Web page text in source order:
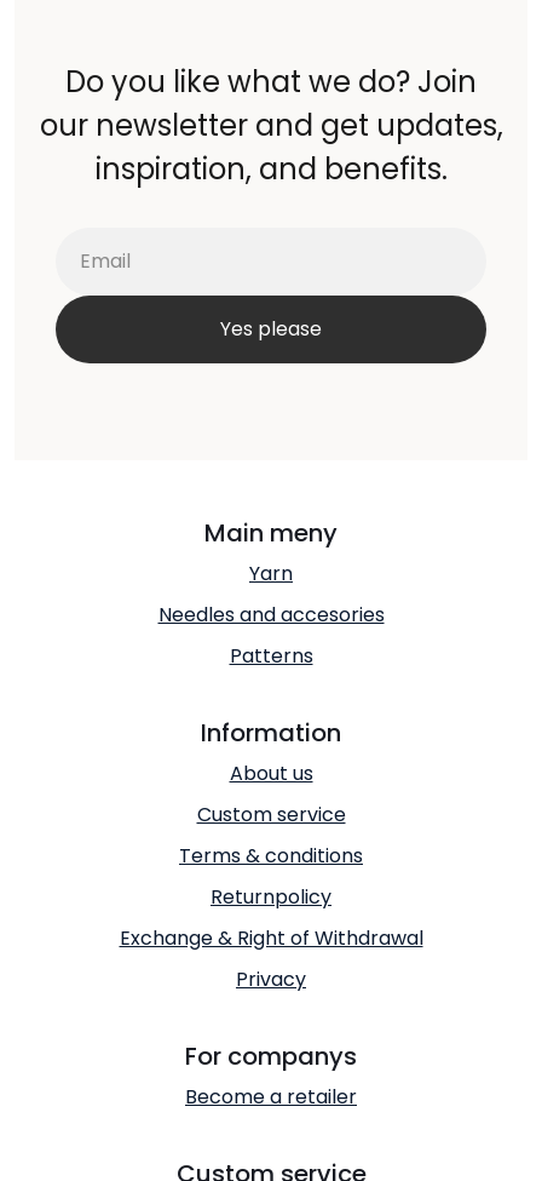
Do you like what we do? Join
our newsletter and get updates,
inspiration, and benefits.
Main meny
Yarn
Needles and accesories
Patterns
Information
About us
Custom service
Terms & conditions
Returnpolicy
Exchange & Right of Withdrawal
Privacy
For companys
Become a retailer
Custom service